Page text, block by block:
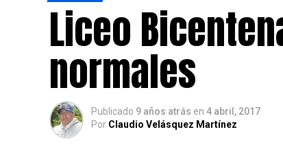
Liceo
normales
Publicado 9 años atrás en 4 abril, 2017
Por Claudio Velásquez Martínez